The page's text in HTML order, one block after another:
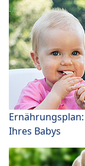
Ihres Babys